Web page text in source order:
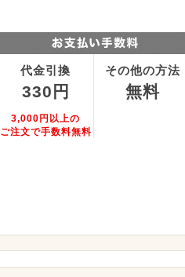
代金引換
330円
3,000円以上の
ご注文で手数料無料
その他の方法
無料